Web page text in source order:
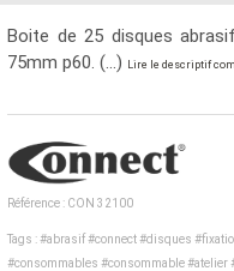
Boite de 25 disques
75mm p60. (...)
Lire le descriptif
Référence : CON 32100
Tags :#abrasif #connect #disques
#consommables #consommable #atelier